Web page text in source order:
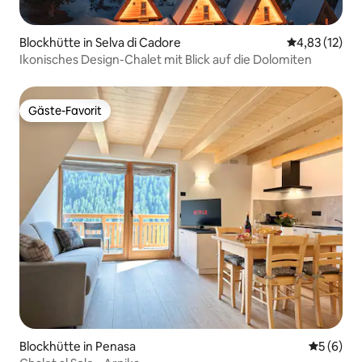
Blockhütte in Selva di Cadore
4,83 (12)
Ikonisches Design-Chalet mit Blick auf die Dolomiten
Gäste-Favorit
Gäste-Favorit
Blockhütte in Penasa
5 (6)